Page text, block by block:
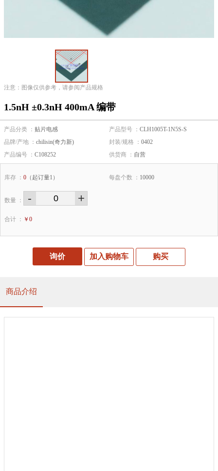
注意：图像仅供参考，请参阅产品规格
1.5nH ±0.3nH 400mA 编带
产品分类 ： 贴片电感 产品型号 ： CLH1005T-1N5S-S
品牌/产地 ： chilisin(奇力新) 封装/规格 ： 0402
产品编号 ： C108252 供货商 ： 自营
库存 ： 0 （起订量1） 每盘个数 ： 10000
数量 ： - +
合计 ： ￥ 0
询价 加入购物车 购买
商品介绍